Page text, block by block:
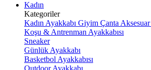
Kadın
Kategoriler
Kadın Ayakkabı Giyim Çanta Aksesuar
Koşu & Antrenman Ayakkabısı
Sneaker
Günlük Ayakkabı
Basketbol Ayakkabısı
Outdoor Ayakkabı